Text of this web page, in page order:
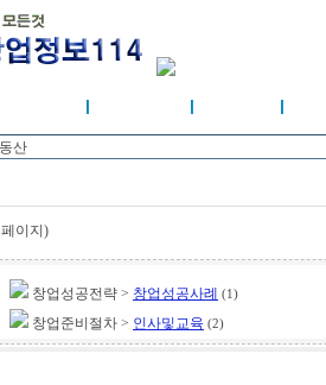
페이지)
창업성공전략 > 창업성공사례 (1)
창업준비절차 > 인사및교육 (2)